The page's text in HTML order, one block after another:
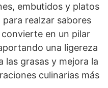
embutidos y platos
realzar sabores
en un pilar
una ligereza
las grasas y mejora la
culinarias más